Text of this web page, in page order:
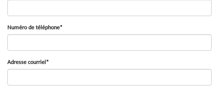
Numéro de téléphone*
Adresse courriel*